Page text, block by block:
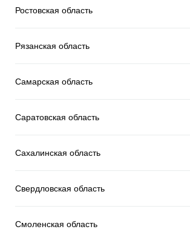
Ростовская область
Рязанская область
Самарская область
Саратовская область
Сахалинская область
Свердловская область
Смоленская область